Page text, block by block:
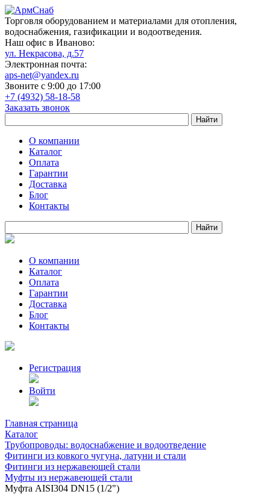
Торговля оборудованием и материалами для отопления,
водоснабжения, газификации и водоотведения.
Наш офис в Иваново:
ул. Некрасова, д.57
Электронная почта:
aps-net@yandex.ru
Звоните с 9:00 до 17:00
+7 (4932) 58-18-58
Заказать звонок
О компании
Каталог
Оплата
Гарантии
Доставка
Блог
Контакты
О компании
Каталог
Оплата
Гарантии
Доставка
Блог
Контакты
Регистрация
Войти
Главная страница
Каталог
Трубопроводы: водоснабжение и водоотведение
Фитинги из ковкого чугуна, латуни и стали
Фитинги из нержавеющей стали
Муфты из нержавеющей стали
Муфта АISI304 DN15 (1/2")